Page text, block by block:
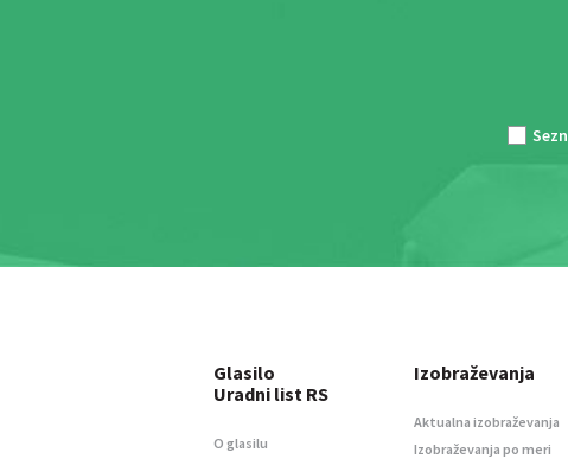
Glasilo
Uradni list RS
O glasilu
Izobraževanja
Aktualna izobraževanja
Izobraževanja po meri